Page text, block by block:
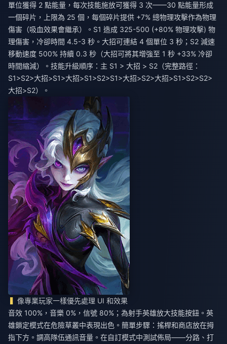
單位獲得 2 點能量，每次技能施放可獲得 3 次——30 點能量形成
一個碎片，上限為 25 個，每個碎片提供 +7% 總物理攻擊作為物理
傷害（吸血效果會繼承）。S1 造成 325-500 (+80% 物理攻擊) 物
理傷害，冷卻時間 4.5-3 秒。大招可連結 4 個單位 3 秒；S2 減速
移動速度 500% 持續 0.3 秒（大招可將其增強至 1 秒 +33% 冷卻
時間縮減）。技能升級順序：主 S1 > 大招 > S2（完整路徑：
S1>S2>大招>S1>大招>S1>S2>S1>大招>S2>大招>S1>S2>S2>
大招>S2）。
像專業玩家一樣優先處理 UI 和效果
音效 100%，音樂 0%，信號 80%；為射手英雄放大技能按鈕。英
雄鎖定模式在危險草叢中表現出色。簡單步驟：搖桿和商店放在拇
指下方。調高隊伍通訊音量。在自訂模式中測試佈局——分路、打